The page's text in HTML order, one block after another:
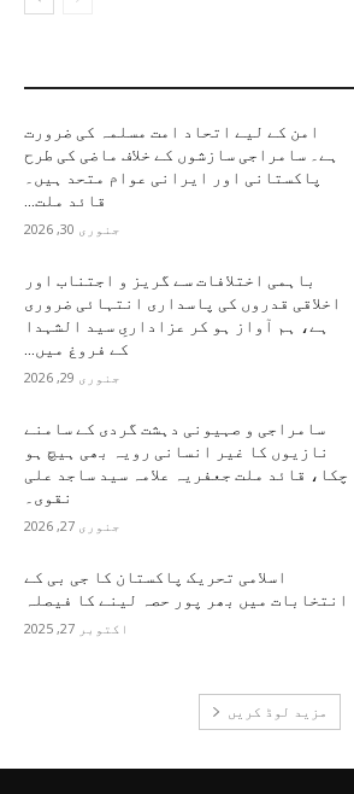
امن کے لیے اتحاد امت مسلمہ کی ضرورت
ہے۔ سامراجی سازشوں کے خلاف ماضی کی طرح
پاکستانی اور ایرانی عوام متحد ہیں۔
قائد ملت...
جنوری 30, 2026
باہمی اختلافات سے گریز و اجتناب اور
اخلاقی قدروں کی پاسداری انتہائی ضروری
ہے، ہم آواز ہو کر عزاداریِ سید الشہدا
کے فروغ میں...
جنوری 29, 2026
سامراجی و صہیونی دہشت گردی کے سامنے
نازیوں کا غیر انسانی رویہ بھی ہیچ ہو
چکا، قائد ملت جعفریہ علامہ سید ساجد علی
نقوی۔
جنوری 27, 2026
اسلامی تحریک پاکستان کا جی بی کے
انتخابات میں بھر پور حصہ لینے کا فیصلہ
اکتوبر 27, 2025
مزید لوڈ کریں